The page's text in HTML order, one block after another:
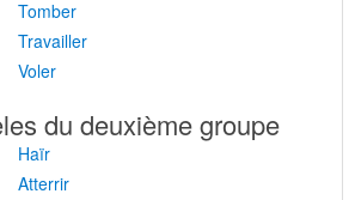
Tomber
Travailler
Voler
du deuxième groupe
Haïr
Atterrir